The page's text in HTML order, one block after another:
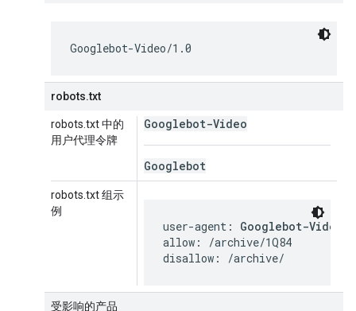
Googlebot-Video/1.0
robots.txt
robots.txt 中的
用户代理令牌
Googlebot-Video
Googlebot
robots.txt 组示
例
user-agent: Googlebot-Video
allow: /archive/1Q84
disallow: /archive/
受影响的产品